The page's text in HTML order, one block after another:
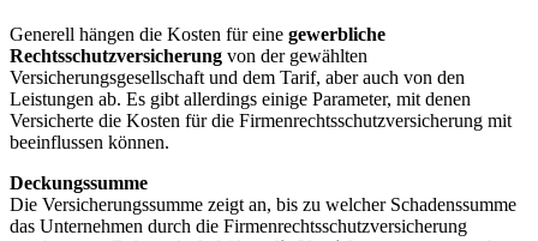
Generell hängen die Kosten für eine gewerbliche
Rechtsschutzversicherung von der gewählten
Versicherungsgesellschaft und dem Tarif, aber auch von den
Leistungen ab. Es gibt allerdings einige Parameter, mit denen
Versicherte die Kosten für die Firmenrechtsschutzversicherung mit
beeinflussen können.
Deckungssumme
Die Versicherungssumme zeigt an, bis zu welcher Schadenssumme
das Unternehmen durch die Firmenrechtsschutzversicherung